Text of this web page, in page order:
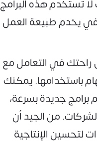
تستخدم هذه البرامج
يخدم طبيعة العمل
راحتك في التعامل مع
باستخدامها. يمكنك
برامج جديدة بسرعة،
من الجيد أن
لتحسين الإنتاجية